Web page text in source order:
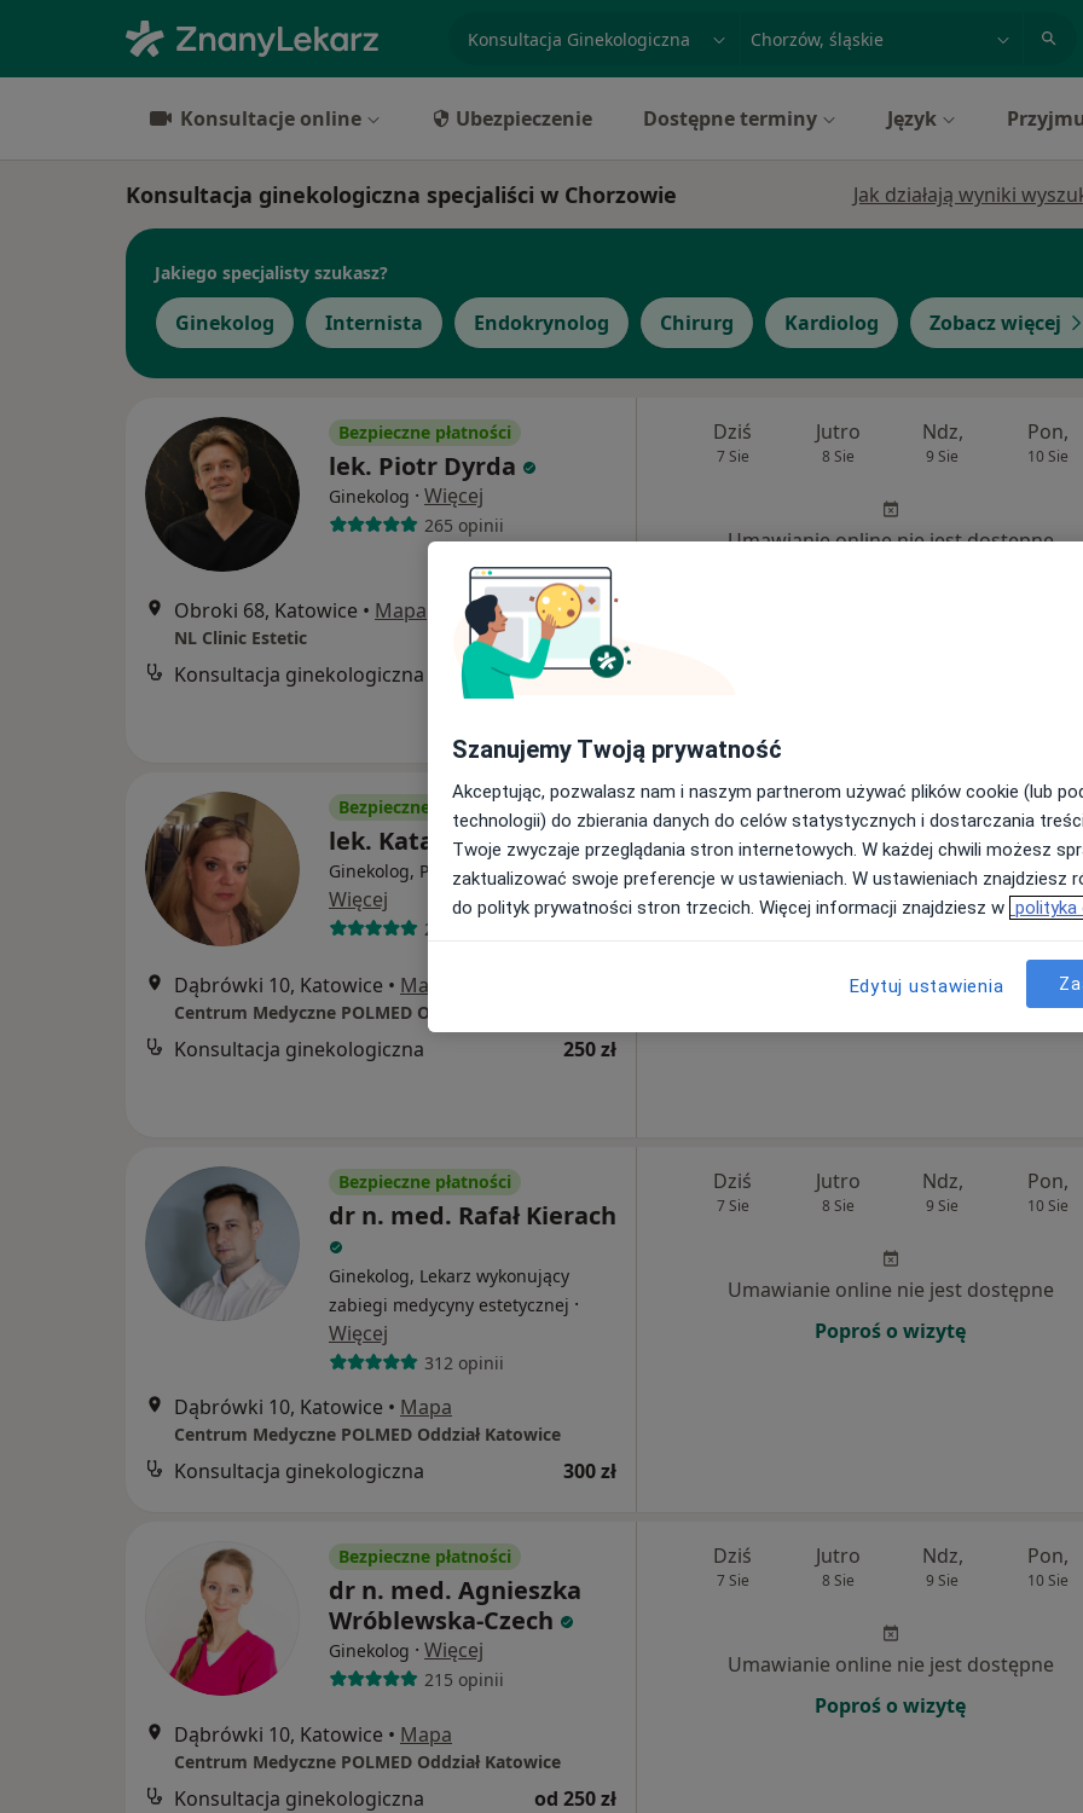
miasto lub dzielnica
Konsultacje online Ubezpieczenie Dostępne terminy Język
Konsultacja ginekologiczna specjaliści w Chorzowie Jak działają wyniki
Jakiego specjalisty szukasz?
Ginekolog Internista Endokrynolog Chirurg Kardiolog Zobacz więcej
Bezpieczne płatności
lek. Piotr Dyrda
Ginekolog · Więcej
265 opinii
Obroki 68, Katowice • Mapa
NL Clinic Estetic
Konsultacja ginekologiczna 250 zł
Dziś
7 Sie
Jutro
8 Sie
Ndz,
9 Sie
Pon,
10 Sie
Umawianie online nie jest dostępne
Bezpieczne płatności
lek. Katarzyna Korona
Ginekolog, Położna/położny·
Więcej
261 opinii
Dąbrówki 10, Katowice • Mapa
Centrum Medyczne POLMED Oddział Katowice
Konsultacja ginekologiczna 250 zł
Dziś
7 Sie
Jutro
8 Sie
Ndz,
9 Sie
Pon,
10 Sie
Umawianie online nie jest dostępne
Bezpieczne płatności
dr n. med. Rafał Kierach
Ginekolog, Lekarz wykonujący
zabiegi medycyny estetycznej ·
Więcej
312 opinii
Dąbrówki 10, Katowice • Mapa
Centrum Medyczne POLMED Oddział Katowice
Konsultacja ginekologiczna 300 zł
Dziś
7 Sie
Jutro
8 Sie
Ndz,
9 Sie
Pon,
10 Sie
Umawianie online nie jest dostępne
Poproś o wizytę
Bezpieczne płatności
dr n. med. Agnieszka
Wróblewska-Czech
Ginekolog · Więcej
215 opinii
Dąbrówki 10, Katowice • Mapa
Centrum Medyczne POLMED Oddział Katowice
Konsultacja ginekologiczna od 250 zł
Dziś
7 Sie
Jutro
8 Sie
Ndz,
9 Sie
Pon,
10 Sie
Umawianie online nie jest dostępne
Poproś o wizytę
Szanujemy Twoją prywatność
Akceptując, pozwalasz nam i naszym partnerom używać plików cookie (lub
technologii) do zbierania danych do celów statystycznych i dostarczania
Twoje zwyczaje przeglądania stron internetowych. W każdej chwili możesz
zaktualizować swoje preferencje w ustawieniach. W ustawieniach znajdziesz
do polityk prywatności stron trzecich. Więcej informacji znajdziesz w polityka
Edytuj ustawienia